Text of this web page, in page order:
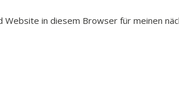
Website in diesem Browser für meinen